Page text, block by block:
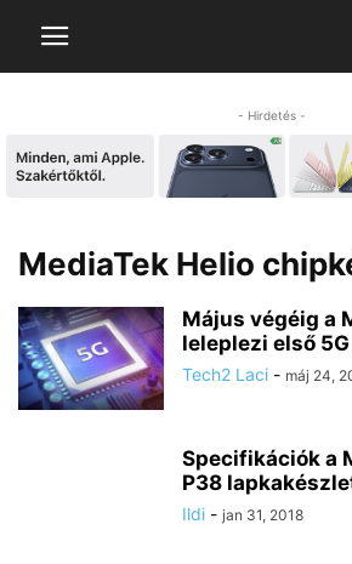
- Hirdetés -
MediaTek Helio
Május végéig a
leleplezi első
Tech2 Laci - máj 24,
Specifikációk a
P38
Ildi - jan 31, 2018